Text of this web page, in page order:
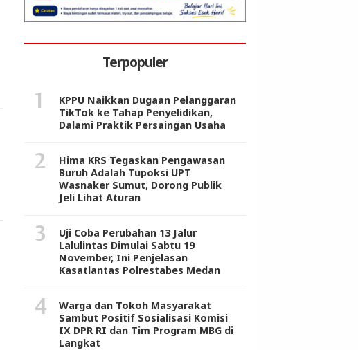
Terpopuler
KPPU Naikkan Dugaan Pelanggaran
TikTok ke Tahap Penyelidikan,
Dalami Praktik Persaingan Usaha
Hima KRS Tegaskan Pengawasan
Buruh Adalah Tupoksi UPT
Wasnaker Sumut, Dorong Publik
Jeli Lihat Aturan
Uji Coba Perubahan 13 Jalur
Lalulintas Dimulai Sabtu 19
November, Ini Penjelasan
Kasatlantas Polrestabes Medan
Warga dan Tokoh Masyarakat
Sambut Positif Sosialisasi Komisi
IX DPR RI dan Tim Program MBG di
Langkat